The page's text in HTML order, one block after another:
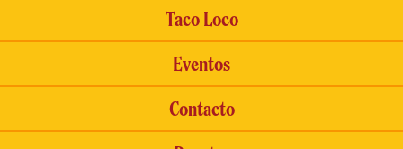
Taco Loco
Eventos
Contacto